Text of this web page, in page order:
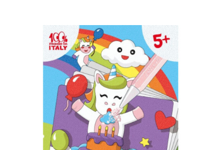
AGGIUNGI AL CARRELLO
DETTAGLI